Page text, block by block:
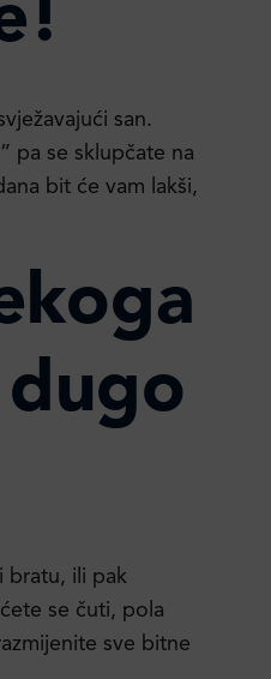
san.
pa se sklupčate na
bit će vam lakši,
bratu, ili pak
se čuti, pola
sve bitne